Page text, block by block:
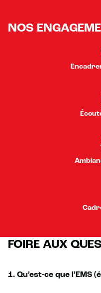
NOS
FOIRE AUX
1. Qu’est-ce que